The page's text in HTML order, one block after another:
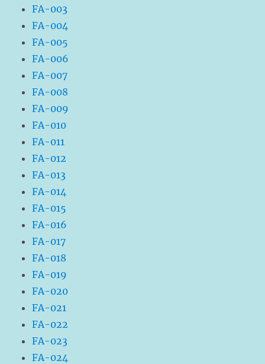
FA-003
FA-004
FA-005
FA-006
FA-007
FA-008
FA-009
FA-010
FA-011
FA-012
FA-013
FA-014
FA-015
FA-016
FA-017
FA-018
FA-019
FA-020
FA-021
FA-022
FA-023
FA-024